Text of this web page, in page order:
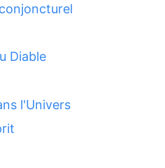
Diable
l'Univers